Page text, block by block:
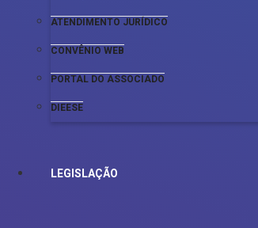
ATENDIMENTO JURÍDICO
CONVÊNIO WEB
PORTAL DO ASSOCIADO
DIEESE
LEGISLAÇÃO